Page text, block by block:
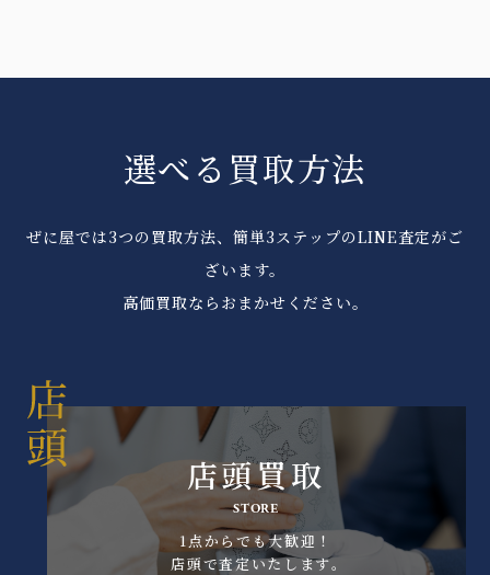
選べる買取方法
ぜに屋では3つの買取方法、簡単3ステップのLINE査定がご
ざいます。
高価買取ならおまかせください。
店頭買取
STORE
1点からでも大歓迎！
店頭で査定いたします｡